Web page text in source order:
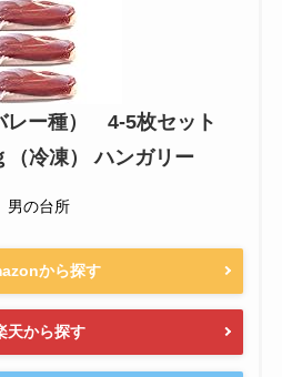
レー種） 4-5枚セット
（冷凍） ハンガリー
男の台所
から探す
天から探す